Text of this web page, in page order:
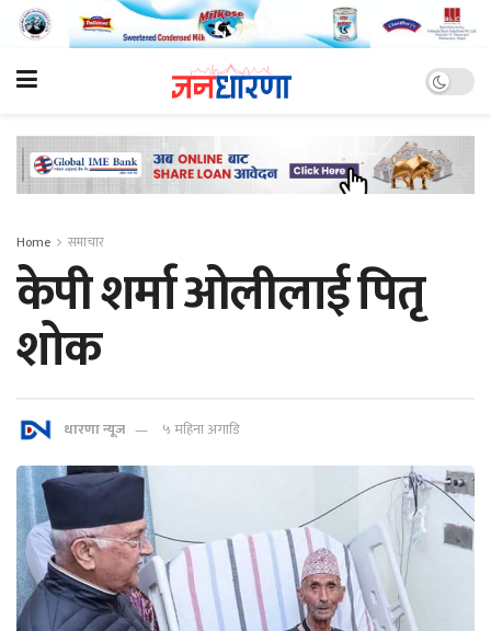
Home समाचार
केपी शर्मा ओलीलाई पितृ
शोक
धारणा न्यूज ५ महिना अगाडि